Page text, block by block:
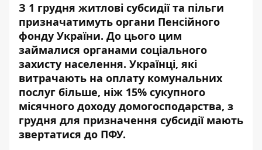
З 1 грудня житлові субсидії та пільги
призначатимуть органи Пенсійного
фонду України. До цього цим
займалися органами соціального
захисту населення. Українці, які
витрачають на оплату комунальних
послуг більше, ніж 15% сукупного
місячного доходу домогосподарства, з
грудня для призначення субсидії мають
звертатися до ПФУ.